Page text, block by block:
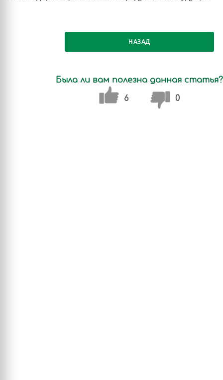
НАЗАД
Была ли вам полезна данная статья?
6 0